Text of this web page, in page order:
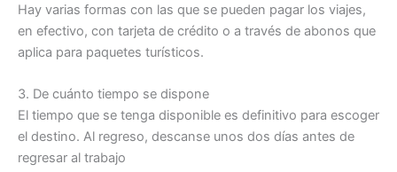
Hay varias formas con las que se pueden pagar los viajes,
en efectivo, con tarjeta de crédito o a través de abonos que
aplica para paquetes turísticos.
3. De cuánto tiempo se dispone
El tiempo que se tenga disponible es definitivo para escoger
el destino. Al regreso, descanse unos dos días antes de
regresar al trabajo